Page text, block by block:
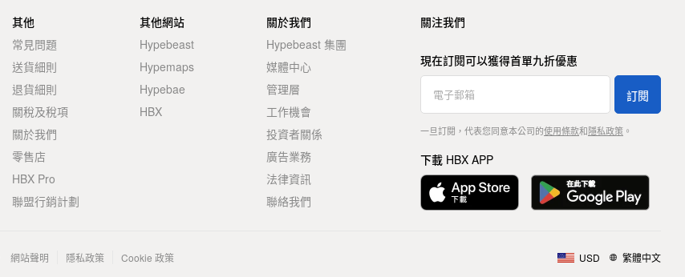
其他
常見問題
送貨細則
退貨細則
關稅及稅項
關於我們
零售店
HBX Pro
聯盟行銷計劃
其他網站
Hypebeast
Hypemaps
Hypebae
HBX
關於我們
Hypebeast 集團
媒體中心
管理層
工作機會
投資者關係
廣告業務
法律資訊
聯絡我們
關注我們
現在訂閱可以獲得首單九折優惠
訂閱
一旦訂閱，代表您同意本公司的使用條款和隱私政策。
下載 HBX APP
網站聲明 隱私政策 Cookie 政策 USD 繁體中文